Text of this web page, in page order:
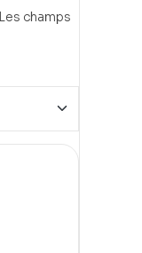
Les champs